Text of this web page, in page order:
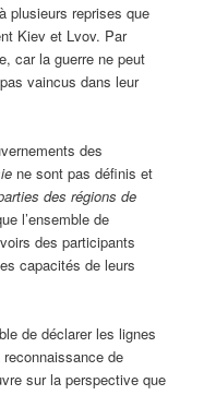
plusieurs reprises que
Kiev et Lvov. Par
car la guerre ne peut
vaincus dans leur
des
ne sont pas définis et
des régions de
l’ensemble de
des participants
capacités de leurs
de déclarer les lignes
de
sur la perspective que